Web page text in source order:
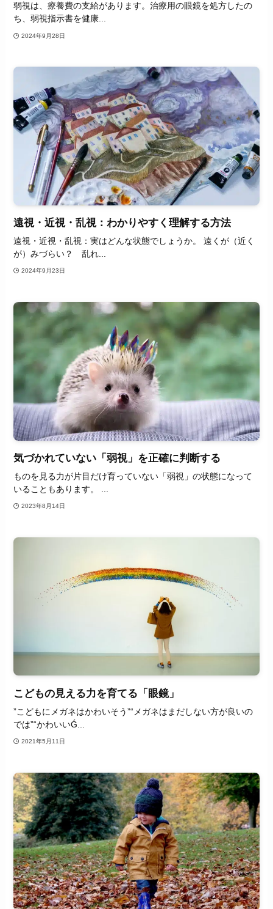
弱視は、療養費の支給があります。治療用の眼鏡を処方したの
ち、弱視指示書を健康...
2024年9月28日
遠視・近視・乱視：わかりやすく理解する方法
遠視・近視・乱視：実はどんな状態でしょうか。 遠くが（近く
が）みづらい？ 乱れ...
2024年9月23日
気づかれていない「弱視」を正確に判断する
ものを見る力が片目だけ育っていない「弱視」の状態になって
いることもあります。 ...
2023年8月14日
こどもの見える力を育てる「眼鏡」
”こどもにメガネはかわいそう”“メガネはまだしない方が良いの
では”“かわいいǴ...
2021年5月11日